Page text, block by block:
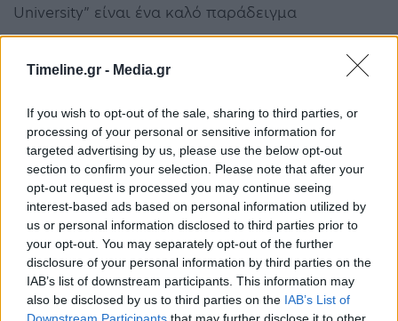
Timeline.gr - Media.gr
If you wish to opt-out of the sale, sharing to third parties, or
processing of your personal or sensitive information for
targeted advertising by us, please use the below opt-out
section to confirm your selection. Please note that after your
opt-out request is processed you may continue seeing
interest-based ads based on personal information utilized by
us or personal information disclosed to third parties prior to
your opt-out. You may separately opt-out of the further
disclosure of your personal information by third parties on the
IAB’s list of downstream participants. This information may
also be disclosed by us to third parties on the IAB’s List of
University” είναι ένα καλό παράδειγμα
συνεργασίας των χωρών μας. Η ολλανδική
πρεσβεία συνδέει την Ανώτατη Εκπαίδευση της
Ελλάδας και της Ολλανδίας σε θέματα
καινοτομίας και επιχειρηματικότητας. Τα
τελευταία δύο χρόνια, μέσω των εργαστηρίων
που διοργανώθηκαν, πανεπιστήμια και κέντρα
των δύο χωρών έχουν αρχίσει να συνεργάζονται
περισσότερο μεταξύ τους, με πολύ θετικά
αποτελέσματα!».